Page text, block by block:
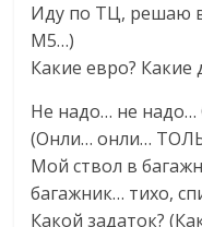
Иду по ТЦ, решаю
M5…)
Какие евро? Какие
Не надо… не надо…
(Онли… онли…
Мой ствол в
багажник… тихо,
Какой задаток?